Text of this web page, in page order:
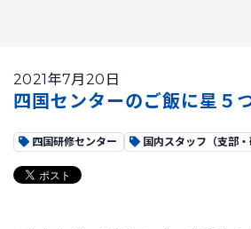
2021年7月20日
四国センターのご飯に星５
四国研修センター 国内スタッフ（支部・